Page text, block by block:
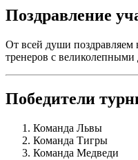
Поздравление
От всей души поздравляем
тренеров с
Победители
Команда Львы
Команда Тигры
Команда Медведи